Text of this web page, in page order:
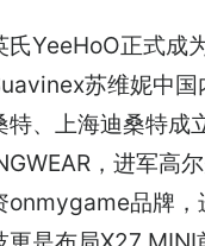
氏YeeHoO正式成
苏维妮中国
特、上海迪桑特成
，进军高
onmygame品牌，